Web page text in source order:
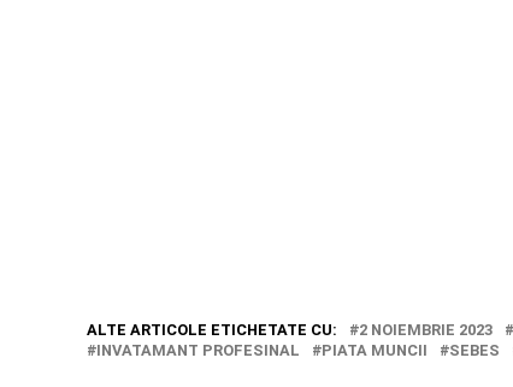
ALTE ARTICOLE ETICHETATE CU: 2 NOIEMBRIE 2023
INVATAMANT PROFESINAL
PIATA MUNCII SEBES